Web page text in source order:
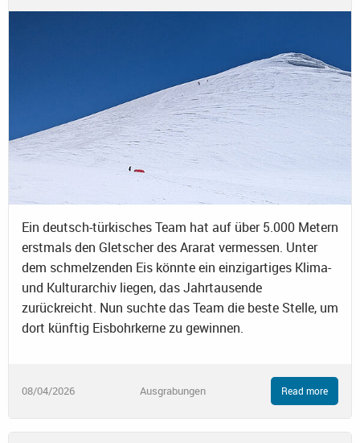
Ein deutsch-türkisches Team hat auf über 5.000 Metern
erstmals den Gletscher des Ararat vermessen. Unter
dem schmelzenden Eis könnte ein einzigartiges Klima-
und Kulturarchiv liegen, das Jahrtausende
zurückreicht. Nun suchte das Team die beste Stelle, um
dort künftig Eisbohrkerne zu gewinnen.
08/04/2026 Ausgrabungen Read more